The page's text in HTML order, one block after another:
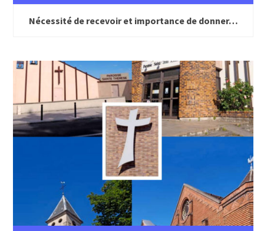
Nécessité de recevoir et importance de donner…